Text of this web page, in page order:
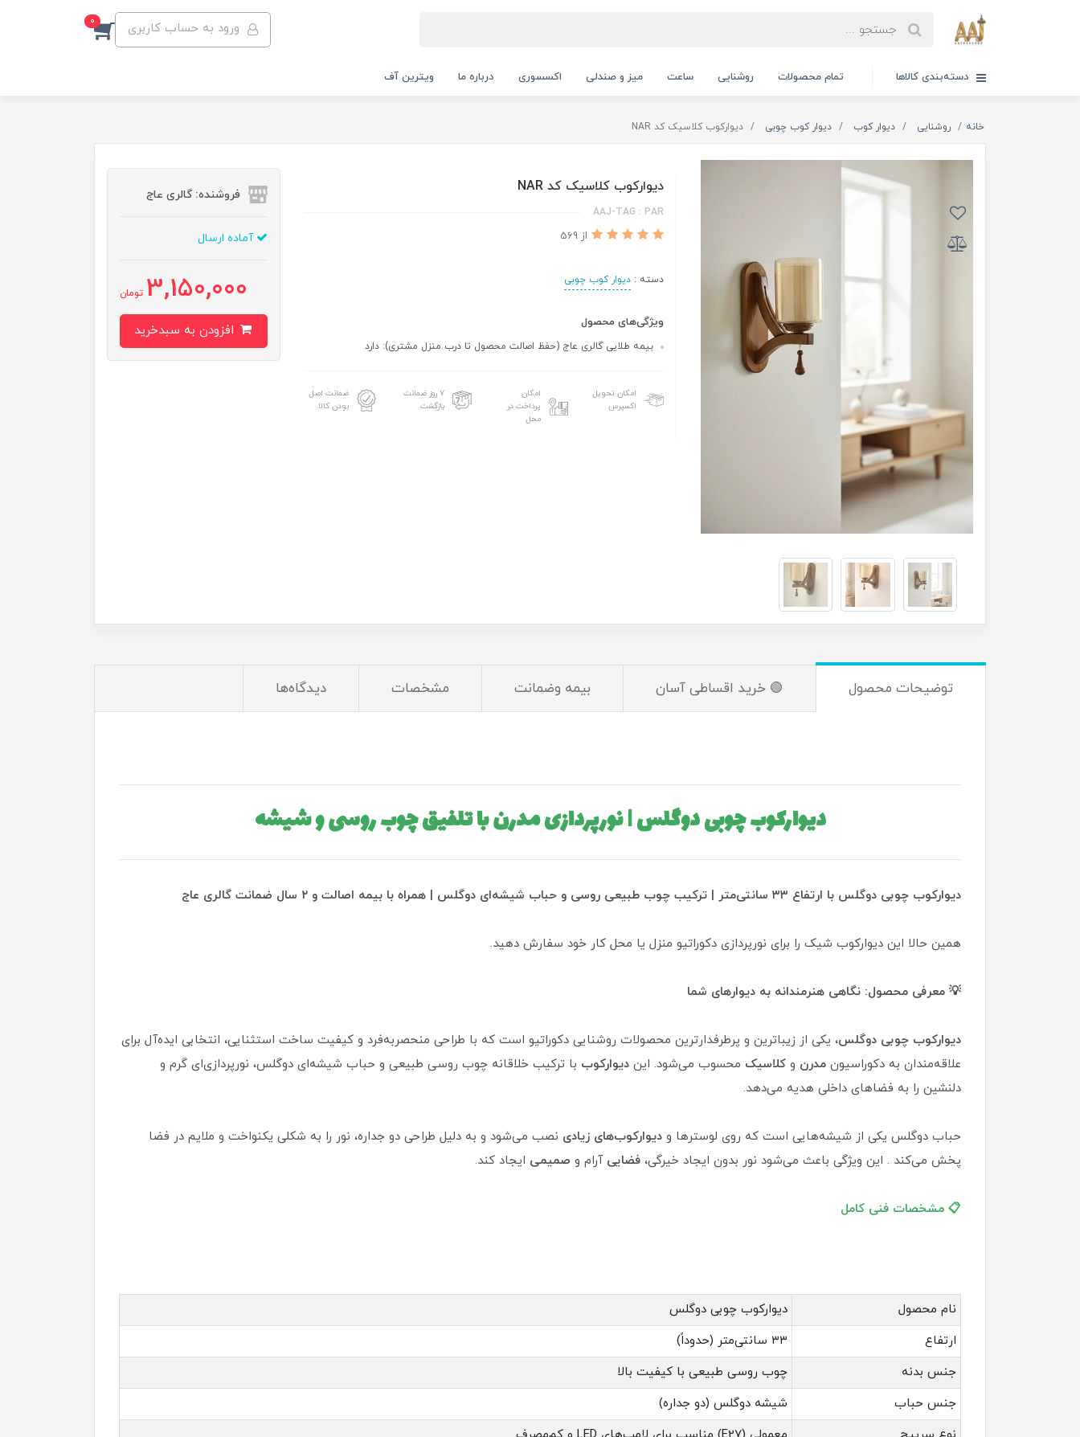
ورود به حساب کاربری 0
دسته‌بندی کالاها تمام محصولات روشنایی ساعت میز و صندلی اکسسوری درباره ما ویترین آف
خانه روشنایی دیوار کوب دیوار کوب چوبی دیوارکوب کلاسیک کد NAR
دیوارکوب کلاسیک کد NAR
AAJ-TAG : PAR
از 569
دسته :دیوار کوب چوبی
ویژگی‌های محصول
بیمه طلایی گالری عاج (حفظ اصالت محصول تا درب منزل مشتری): دارد
امکان تحویل
اکسپرس
امکان
پرداخت در
محل
۷ روز ضمانت
بازگشت
ضمانت اصل
بودن کالا
فروشنده: گالری عاج
آماده ارسال
3,150,000 تومان
توضیحات محصول 🟢 خرید اقساطی آسان بیمه وضمانت مشخصات دیدگاه‌ها
دیوارکوب چوبی دوگلس | نورپردازی مدرن با تلفیق چوب روسی و شیشه
دیوارکوب چوبی دوگلس با ارتفاع ۳۳ سانتی‌متر | ترکیب چوب طبیعی روسی و حباب شیشه‌ای دوگلس | همراه با بیمه اصالت و ۲ سال ضمانت گالری عاج
همین حالا این دیوارکوب شیک را برای نورپردازی دکوراتیو منزل یا محل کار خود سفارش دهید.
💡 معرفی محصول: نگاهی هنرمندانه به دیوارهای شما
دیوارکوب چوبی دوگلس، یکی از زیباترین و پرطرفدارترین محصولات روشنایی دکوراتیو است که با طراحی منحصربه‌فرد و کیفیت ساخت استثنایی، انتخابی ایده‌آل برای
علاقه‌مندان به دکوراسیون مدرن و کلاسیک محسوب می‌شود. این دیوارکوب با ترکیب خلاقانه چوب روسی طبیعی و حباب شیشه‌ای دوگلس، نورپردازی‌ای گرم و
دلنشین را به فضاهای داخلی هدیه می‌دهد.
حباب دوگلس یکی از شیشه‌هایی است که روی لوسترها و دیوارکوب‌های زیادی نصب می‌شود و به دلیل طراحی دو جداره، نور را به شکلی یکنواخت و ملایم در فضا
پخش می‌کند . این ویژگی باعث می‌شود نور بدون ایجاد خیرگی، فضاییآرام و صمیمی ایجاد کند.
📋 مشخصات فنی کامل
نام محصول
دیوارکوب چوبی دوگلس
ارتفاع
۳۳ سانتی‌متر (حدوداً)
جنس بدنه
چوب روسی طبیعی با کیفیت بالا
جنس حباب
شیشه دوگلس (دو جداره)